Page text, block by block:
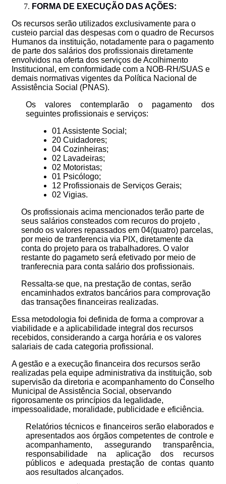
FORMA DE EXECUÇÃO DAS AÇÕES:
Os recursos serão utilizados exclusivamente para o
custeio parcial das despesas com o quadro de Recursos
Humanos da instituição, notadamente para o pagamento
de parte dos salários dos profissionais diretamente
envolvidos na oferta dos serviços de Acolhimento
Institucional, em conformidade com a NOB-RH/SUAS e
demais normativas vigentes da Política Nacional de
Assistência Social (PNAS).
Os valores contemplarão o pagamento dos
seguintes profissionais e serviços:
01 Assistente Social;
20 Cuidadores;
04 Cozinheiras;
02 Lavadeiras;
02 Motoristas;
01 Psicólogo;
12 Profissionais de Serviços Gerais;
02 Vigias.
Os profissionais acima mencionados terão parte de
seus salários consteados com recuros do projeto ,
sendo os valores repassados em 04(quatro) parcelas,
por meio de tranferencia via PIX, diretamente da
conta do projeto para os trabalhadores. O valor
restante do pagameto será efetivado por meio de
tranferecnia para conta salário dos profissionais.
Ressalta-se que, na prestação de contas, serão
encaminhados extratos bancários para comprovação
das transações financeiras realizadas.
Essa metodologia foi definida de forma a comprovar a
viabilidade e a aplicabilidade integral dos recursos
recebidos, considerando a carga horária e os valores
salariais de cada categoria profissional.
A gestão e a execução financeira dos recursos serão
realizadas pela equipe administrativa da instituição, sob
supervisão da diretoria e acompanhamento do Conselho
Municipal de Assistência Social, observando
rigorosamente os princípios da legalidade,
impessoalidade, moralidade, publicidade e eficiência.
Relatórios técnicos e financeiros serão elaborados e
apresentados aos órgãos competentes de controle e
acompanhamento, assegurando transparência,
responsabilidade na aplicação dos recursos
públicos e adequada prestação de contas quanto
aos resultados alcançados.